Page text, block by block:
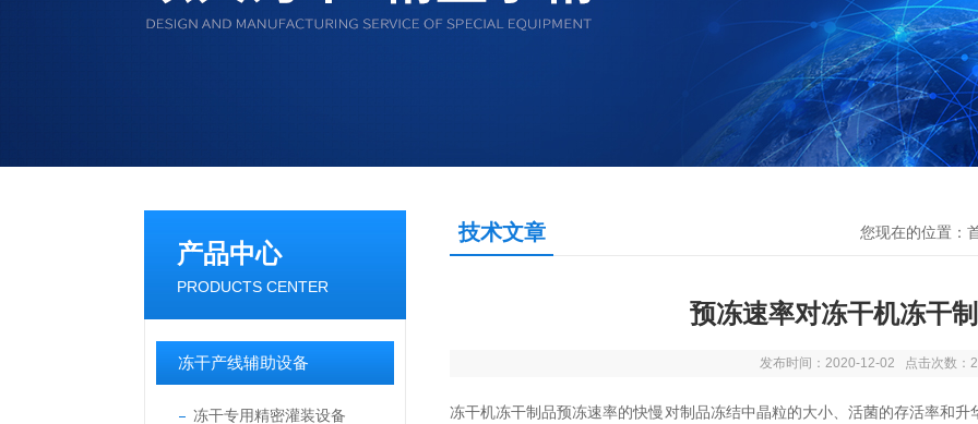
产品中心
PRODUCTS CENTER
冻干产线辅助设备
冻干专用精密灌装设备
技术文章 您现在的位置：
预冻速率对冻干机冻干
发布时间：2020-12-02 点击次数：
冻干机冻干制品预冻速率的快慢对制品冻结中晶粒的大小、活菌的存活率和